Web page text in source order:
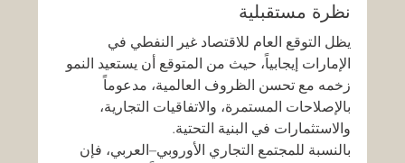
نظرة مستقبلية
يظل التوقع العام للاقتصاد غير النفطي في
الإمارات إيجابياً، حيث من المتوقع أن يستعيد النمو
زخمه مع تحسن الظروف العالمية، مدعوماً
بالإصلاحات المستمرة، والاتفاقيات التجارية،
والاستثمارات في البنية التحتية.
بالنسبة للمجتمع التجاري الأوروبي–العربي، فإن